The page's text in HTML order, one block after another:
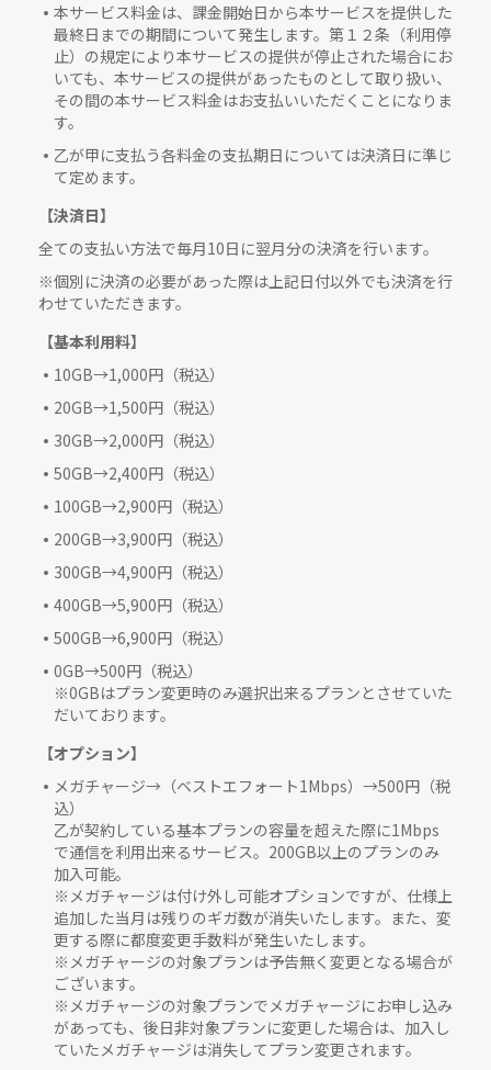
本サービス料金は、課金開始日から本サービスを提供した
最終日までの期間について発生します。第１２条（利用停
止）の規定により本サービスの提供が停止された場合にお
いても、本サービスの提供があったものとして取り扱い、
その間の本サービス料金はお支払いいただくことになりま
す。
乙が甲に支払う各料金の支払期日については決済日に準じ
て定めます。
【決済日】
全ての支払い方法で毎月10日に翌月分の決済を行います。
※個別に決済の必要があった際は上記日付以外でも決済を行
わせていただきます。
【基本利用料】
10GB→1,000円（税込）
20GB→1,500円（税込）
30GB→2,000円（税込）
50GB→2,400円（税込）
100GB→2,900円（税込）
200GB→3,900円（税込）
300GB→4,900円（税込）
400GB→5,900円（税込）
500GB→6,900円（税込）
0GB→500円（税込）
※0GBはプラン変更時のみ選択出来るプランとさせていた
だいております。
【オプション】
メガチャージ→（ベストエフォート1Mbps）→500円（税
込）
乙が契約している基本プランの容量を超えた際に1Mbps
で通信を利用出来るサービス。200GB以上のプランのみ
加入可能。
※メガチャージは付け外し可能オプションですが、仕様上
追加した当月は残りのギガ数が消失いたします。また、変
更する際に都度変更手数料が発生いたします。
※メガチャージの対象プランは予告無く変更となる場合が
ございます。
※メガチャージの対象プランでメガチャージにお申し込み
があっても、後日非対象プランに変更した場合は、加入し
ていたメガチャージは消失してプラン変更されます。